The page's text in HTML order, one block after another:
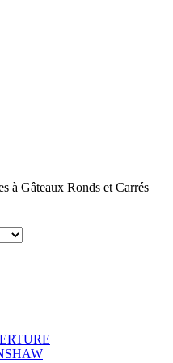
à Gâteaux Ronds et Carrés